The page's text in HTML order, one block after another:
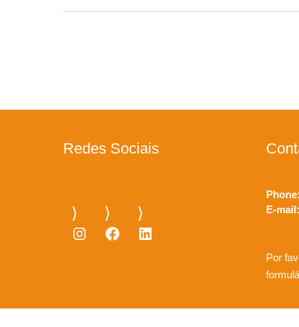
Redes Sociais
Instagram
Facebook
LinkedIn
Phone:
E-mail:
Por